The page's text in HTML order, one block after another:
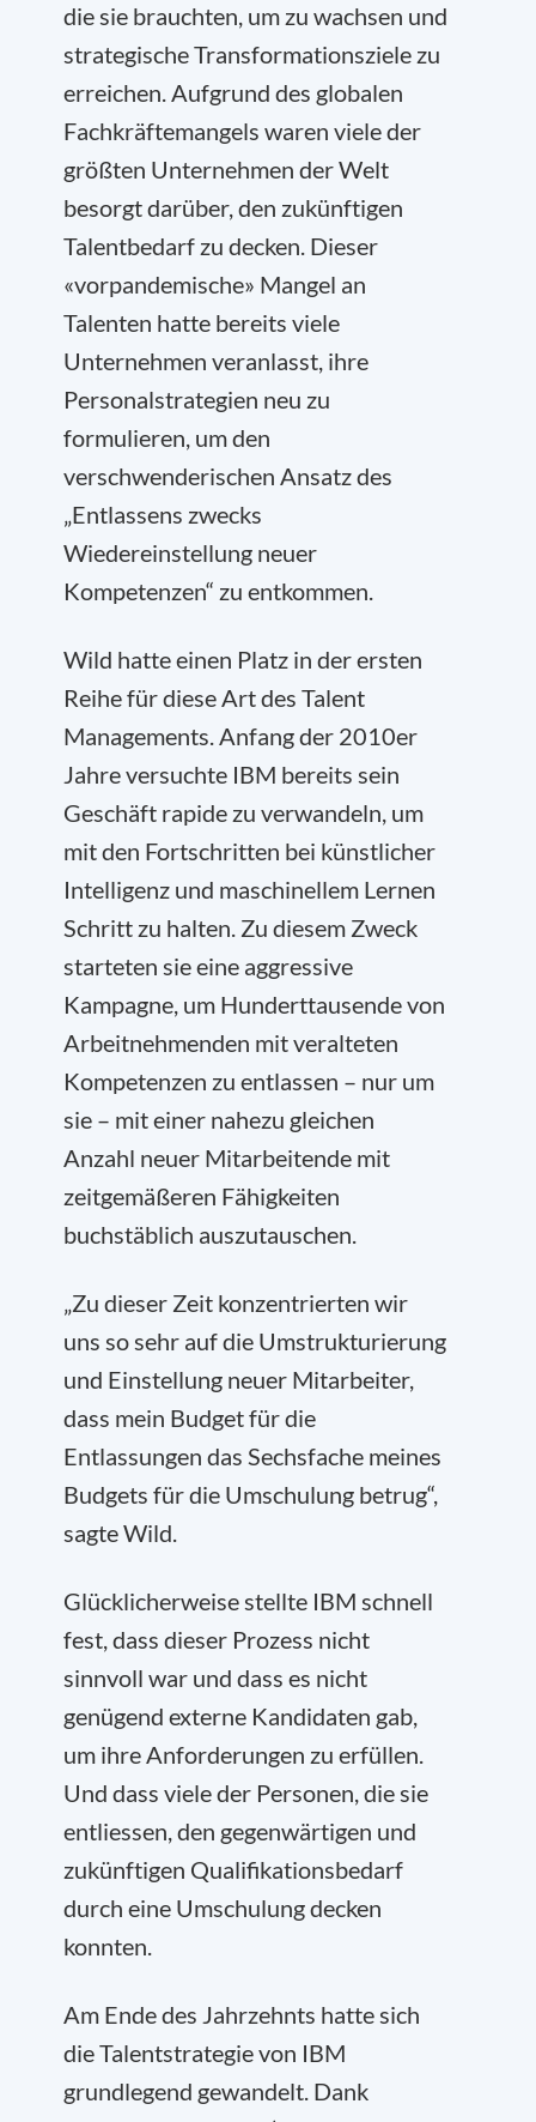
die sie brauchten, um zu wachsen und
strategische Transformationsziele zu
erreichen. Aufgrund des globalen
Fachkräftemangels waren viele der
größten Unternehmen der Welt
besorgt darüber, den zukünftigen
Talentbedarf zu decken. Dieser
«vorpandemische» Mangel an
Talenten hatte bereits viele
Unternehmen veranlasst, ihre
Personalstrategien neu zu
formulieren, um den
verschwenderischen Ansatz des
„Entlassens zwecks
Wiedereinstellung neuer
Kompetenzen“ zu entkommen.
Wild hatte einen Platz in der ersten
Reihe für diese Art des Talent
Managements. Anfang der 2010er
Jahre versuchte IBM bereits sein
Geschäft rapide zu verwandeln, um
mit den Fortschritten bei künstlicher
Intelligenz und maschinellem Lernen
Schritt zu halten. Zu diesem Zweck
starteten sie eine aggressive
Kampagne, um Hunderttausende von
Arbeitnehmenden mit veralteten
Kompetenzen zu entlassen – nur um
sie – mit einer nahezu gleichen
Anzahl neuer Mitarbeitende mit
zeitgemäßeren Fähigkeiten
buchstäblich auszutauschen.
„Zu dieser Zeit konzentrierten wir
uns so sehr auf die Umstrukturierung
und Einstellung neuer Mitarbeiter,
dass mein Budget für die
Entlassungen das Sechsfache meines
Budgets für die Umschulung betrug“,
sagte Wild.
Glücklicherweise stellte IBM schnell
fest, dass dieser Prozess nicht
sinnvoll war und dass es nicht
genügend externe Kandidaten gab,
um ihre Anforderungen zu erfüllen.
Und dass viele der Personen, die sie
entliessen, den gegenwärtigen und
zukünftigen Qualifikationsbedarf
durch eine Umschulung decken
konnten.
Am Ende des Jahrzehnts hatte sich
die Talentstrategie von IBM
grundlegend gewandelt. Dank